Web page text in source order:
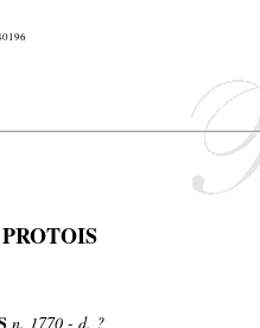
n. 1770 - d. ?